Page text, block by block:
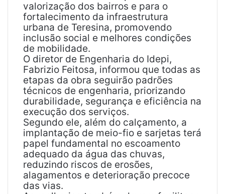
valorização dos bairros e para o
fortalecimento da infraestrutura
urbana de Teresina, promovendo
inclusão social e melhores condições
de mobilidade.
O diretor de Engenharia do Idepi,
Fabrizio Feitosa, informou que todas as
etapas da obra seguirão padrões
técnicos de engenharia, priorizando
durabilidade, segurança e eficiência na
execução dos serviços.
Segundo ele, além do calçamento, a
implantação de meio-fio e sarjetas terá
papel fundamental no escoamento
adequado da água das chuvas,
reduzindo riscos de erosões,
alagamentos e deterioração precoce
das vias.